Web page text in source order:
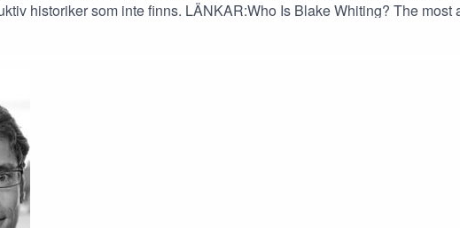
historiker som inte finns. LÄNKAR:Who Is Blake Whiting? The
American Scholar)Why is the European hard right gaining electoral
Burke)Social History of Knowledge II: From the Encyclopaedia to